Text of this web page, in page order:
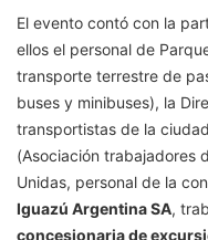
El evento contó con la
ellos el personal de
transporte terrestre de
buses y minibuses), la
transportistas de la
(Asociación trabajadores
Unidas, personal de la
Iguazú Argentina SA,
concesionaria de